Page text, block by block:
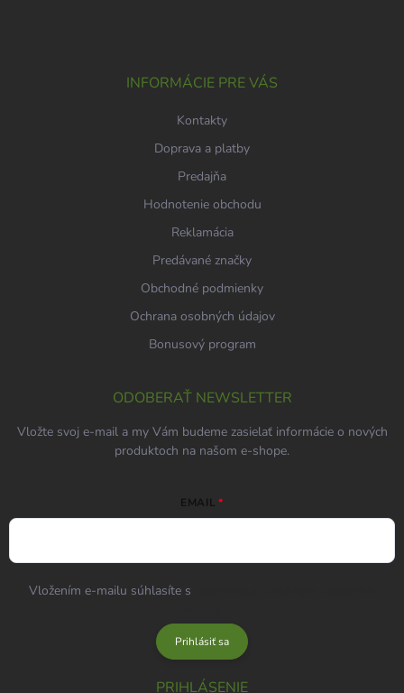
INFORMÁCIE PRE VÁS
Kontakty
Doprava a platby
Predajňa
Hodnotenie obchodu
Reklamácia
Predávané značky
Obchodné podmienky
Ochrana osobných údajov
Bonusový program
ODOBERAŤ NEWSLETTER
Vložte svoj e-mail a my Vám budeme zasielať informácie o nových
produktoch na našom e-shope.
EMAIL
Vložením e-mailu súhlasíte s
Prihlásiť sa
PRIHLÁSENIE